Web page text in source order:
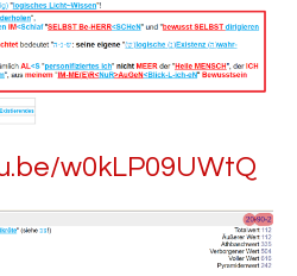
w0kLP09UWtQ